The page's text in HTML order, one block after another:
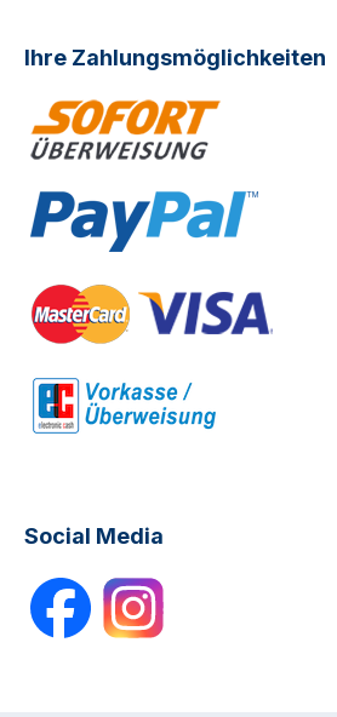
Ihre Zahlungsmöglichkeiten
Social Media